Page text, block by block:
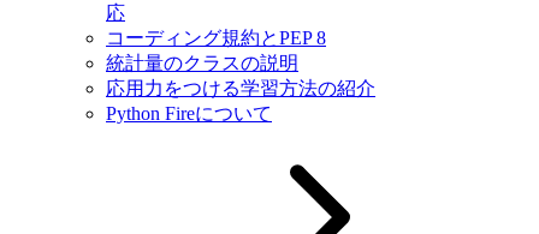
応
コーディング規約とPEP 8
統計量のクラスの説明
応用力をつける学習方法の紹介
Python Fireについて